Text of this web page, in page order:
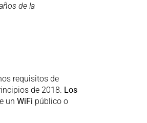
de la
requisitos de
de 2018. Los
un WiFi público o